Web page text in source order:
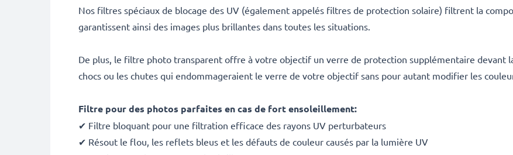
Nos filtres spéciaux de blocage des UV (également appelés filtres de protection solaire) filtrent la
garantissent ainsi des images plus brillantes dans toutes les situations.
De plus, le filtre photo transparent offre à votre objectif un verre de protection supplémentaire
chocs ou les chutes qui endommageraient le verre de votre objectif sans pour autant modifier les
Filtre pour des photos parfaites en cas de fort ensoleillement:
✔ Filtre bloquant pour une filtration efficace des rayons UV perturbateurs
✔ Résout le flou, les reflets bleus et les défauts de couleur causés par la lumière UV